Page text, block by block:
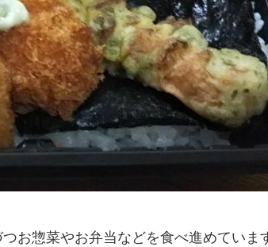
お惣菜やお弁当などを食べ進めていま